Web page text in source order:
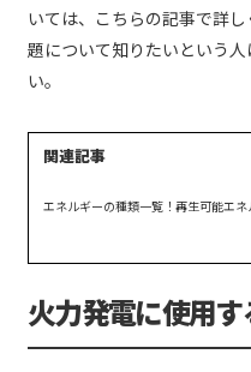
いては、こちらの記事で詳
題について知りたいという
い。
エネルギーの種類一覧！再生可能エ
火力発電に使用